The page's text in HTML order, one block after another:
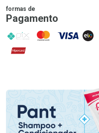
formas de
Pagamento
PIX MasterCard
VISA ELO
Hipercard